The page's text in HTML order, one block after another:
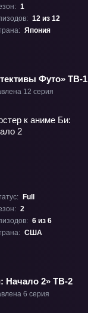
1
12 из 12
Япония
Футо» ТВ-1
12 серия
Full
2
6 из 6
США
Начало 2» ТВ-2
6 серия